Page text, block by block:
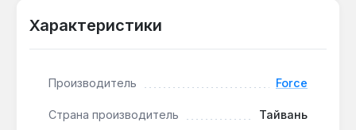
гайковертов и шуруповертов с
Точное прилегание к крепежу: геометрия
контакт с головкой винта, минимизируя
Характеристики
Производитель Force
Страна производитель Тайвань